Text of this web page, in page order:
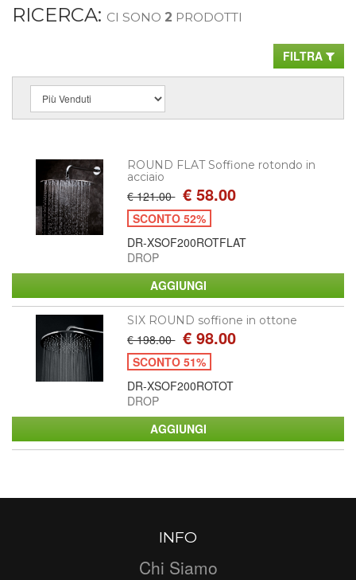
RICERCA: CI SONO 2 PRODOTTI
FILTRA
ROUND FLAT Soffione rotondo in
acciaio
€ 121.00 € 58.00
SCONTO 52%
DR-XSOF200ROTFLAT
DROP
SIX ROUND soffione in ottone
€ 198.00 € 98.00
SCONTO 51%
DR-XSOF200ROTOT
DROP
INFO
Chi Siamo